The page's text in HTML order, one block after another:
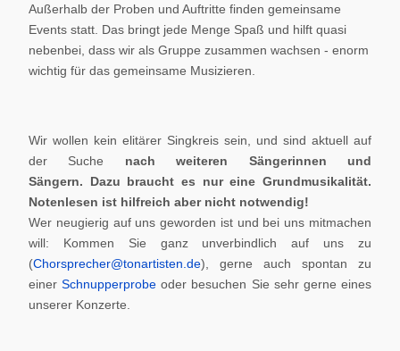
Außerhalb der Proben und Auftritte finden gemeinsame
Events statt. Das bringt jede Menge Spaß und hilft quasi
nebenbei, dass wir als Gruppe zusammen wachsen - enorm
wichtig für das gemeinsame Musizieren.
Wir wollen kein elitärer Singkreis sein, und sind aktuell auf
der Suche nach weiteren Sängerinnen und
Sängern. Dazu braucht es nur eine Grundmusikalität.
Notenlesen ist hilfreich aber nicht notwendig!
Wer neugierig auf uns geworden ist und bei uns mitmachen
will: Kommen Sie ganz unverbindlich auf uns zu
(Chorsprecher@tonartisten.de), gerne auch spontan zu
einerSchnupperprobe oder besuchen Sie sehr gerne eines
unserer Konzerte.